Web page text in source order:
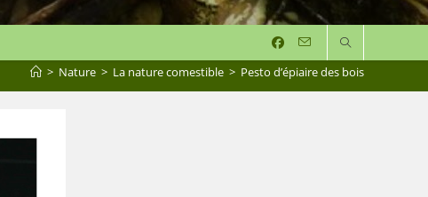
> Nature > La nature comestible > Pesto d’épiaire des bois